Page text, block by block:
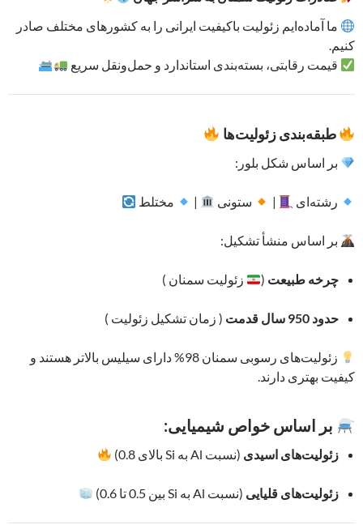
ما آماده‌ایم زئولیت باکیفیت ایرانی را به کشورهای مختلف صادر
کنیم.
قیمت رقابتی، بسته‌بندی استاندارد و حمل‌ونقل سریع
طبقه‌بندی زئولیت‌ها
بر اساس شکل بلور:
رشته‌ای | ستونی | مختلط
بر اساس منشأ تشکیل:
چرخه طبیعت ( زئولیت سمنان )
حدود 950 سال قدمت ( زمان تشکیل زئولیت )
زئولیت‌های رسوبی سمنان 98% دارای سیلیس بالاتر هستند و
کیفیت بهتری دارند.
بر اساس خواص شیمیایی:
زئولیت‌های اسیدی (نسبت Al به Si بالای 0.8)
زئولیت‌های قلیایی (نسبت Al به Si بین 0.5 تا 0.6)